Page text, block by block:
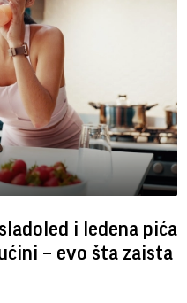
i ledena pića
– evo šta zaista